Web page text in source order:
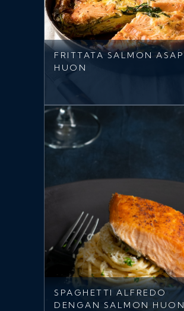
FRITTATA SALMON ASAP
HUON
SPAGHETTI ALFREDO
DENGAN SALMON HUON